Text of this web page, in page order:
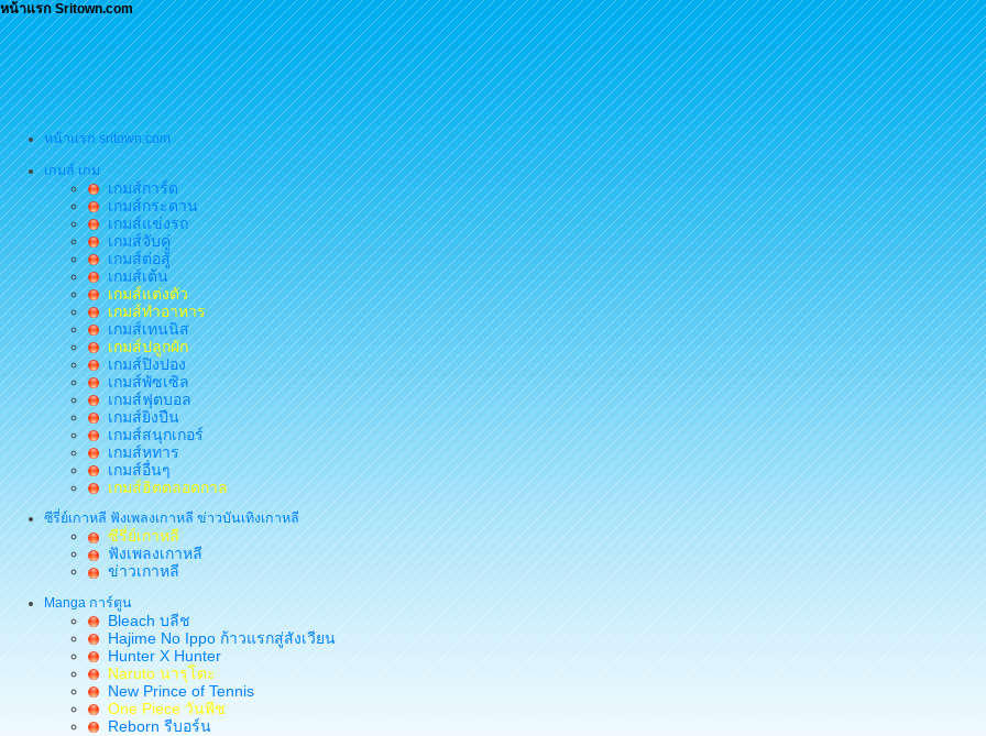
หน้าแรก Sritown.com
หน้าแรก sritown.com
เกมส์ เกม
เกมส์การ์ด
เกมส์กระดาน
เกมส์แข่งรถ
เกมส์จับคู่
เกมส์ต่อสู้
เกมส์เต้น
เกมส์แต่งตัว
เกมส์ทำอาหาร
เกมส์เทนนิส
เกมส์ปลูกผัก
เกมส์ปิงปอง
เกมส์พัซเซิล
เกมส์ฟุตบอล
เกมส์ยิงปืน
เกมส์สนุกเกอร์
เกมส์หทาร
เกมส์อื่นๆ
เกมส์ฮิตตลอดกาล
ซีรี่ย์เกาหลี ฟังเพลงเกาหลี ข่าวบันเทิงเกาหลี
ซีรี่ย์เกาหลี
ฟังเพลงเกาหลี
ข่าวเกาหลี
Manga การ์ตูน
Bleach บลีช
Hajime No Ippo ก้าวแรกสู่สังเวียน
Hunter X Hunter
Naruto นารุโตะ
New Prince of Tennis
One Piece วันพีช
Reborn รีบอร์น